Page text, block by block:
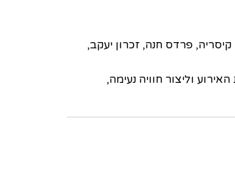
פרדס חנה, זכרון יעקב,
וליצור חוויה נעימה,